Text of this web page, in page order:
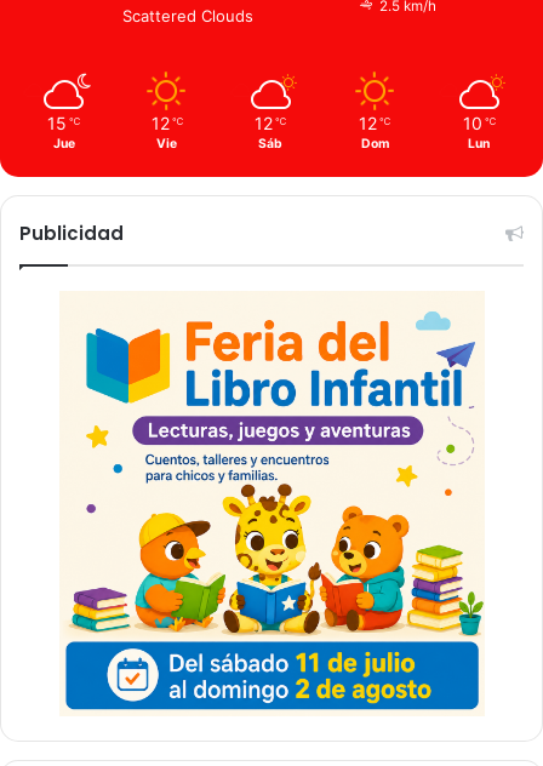
Scattered Clouds 2.5 km/h
15 ℃
Jue
12 ℃
Vie
12 ℃
Sáb
12 ℃
Dom
10 ℃
Lun
Publicidad